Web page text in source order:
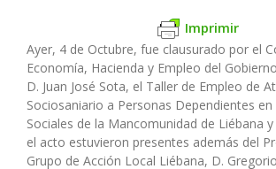
Imprimir
Ayer, 4 de Octubre, fue clausurado por el
Economía, Hacienda y Empleo del
D. Juan José Sota, el Taller de Empleo de
Sociosaniario a Personas Dependientes
Sociales de la Mancomunidad de Liébana y
el acto estuvieron presentes además del
Grupo de Acción Local Liébana, D.